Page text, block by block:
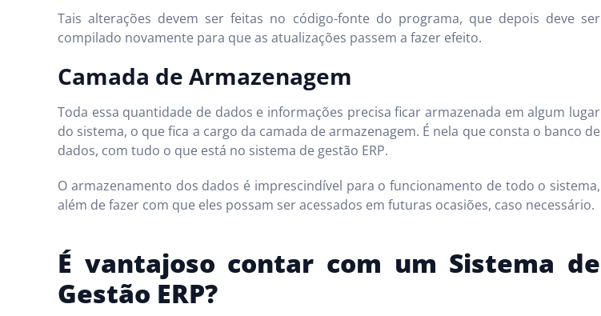
Tais alterações devem ser feitas no código-fonte do programa, que depois deve ser
compilado novamente para que as atualizações passem a fazer efeito.
Camada de Armazenagem
Toda essa quantidade de dados e informações precisa ficar armazenada em algum lugar
do sistema, o que fica a cargo da camada de armazenagem. É nela que consta o banco de
dados, com tudo o que está no sistema de gestão ERP.
O armazenamento dos dados é imprescindível para o funcionamento de todo o sistema,
além de fazer com que eles possam ser acessados em futuras ocasiões, caso necessário.
É vantajoso contar com um Sistema de
Gestão ERP?